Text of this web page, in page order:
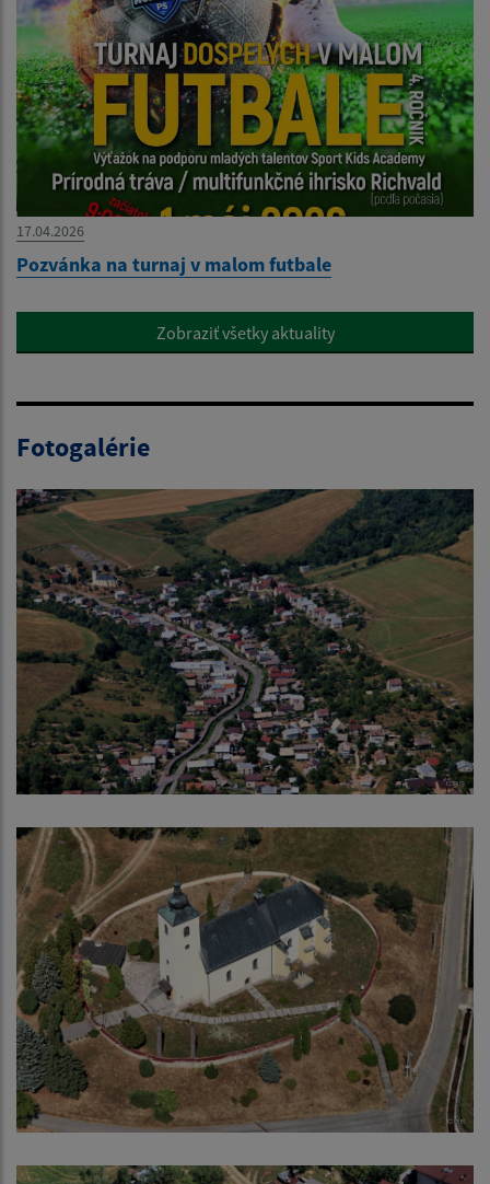
17.04.2026
Pozvánka na turnaj v malom futbale
Zobraziť všetky aktuality
Fotogalérie